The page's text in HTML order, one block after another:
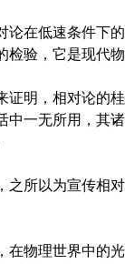
在低速条件下
验，它是现代
明，相对论的
一无所用，其
所以为宣传相
物理世界中的